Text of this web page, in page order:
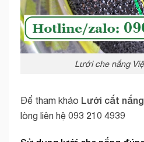
Lưới che nắng
Để tham khảo Lưới cắt
lòng liên hệ 093 210 4939